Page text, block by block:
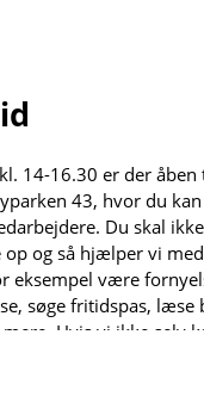
14-16.30 er der
43, hvor du
Du skal
og så hjælper vi
eksempel være
søge fritidspas, læse
Hvis vi ikke selv